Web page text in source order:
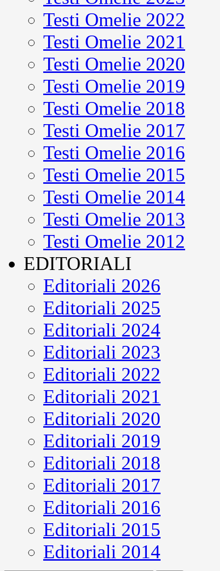
Testi Omelie 2022
Testi Omelie 2021
Testi Omelie 2020
Testi Omelie 2019
Testi Omelie 2018
Testi Omelie 2017
Testi Omelie 2016
Testi Omelie 2015
Testi Omelie 2014
Testi Omelie 2013
Testi Omelie 2012
EDITORIALI
Editoriali 2026
Editoriali 2025
Editoriali 2024
Editoriali 2023
Editoriali 2022
Editoriali 2021
Editoriali 2020
Editoriali 2019
Editoriali 2018
Editoriali 2017
Editoriali 2016
Editoriali 2015
Editoriali 2014